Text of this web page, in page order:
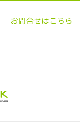
お問合せはこちら